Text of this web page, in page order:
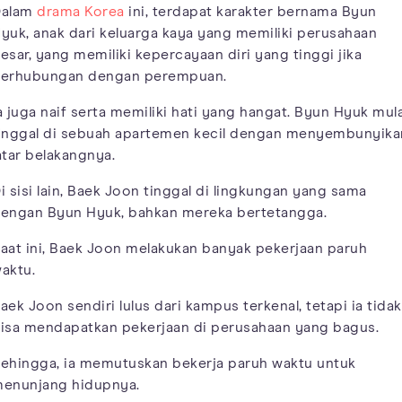
drama Korea ini, terdapat karakter bernama Byun
anak dari keluarga kaya yang memiliki perusahaan
yang memiliki kepercayaan diri yang tinggi jika
dengan perempuan.
juga naif serta memiliki hati yang hangat. Byun Hyuk
di sebuah apartemen kecil dengan
belakangnya.
sisi lain, Baek Joon tinggal di lingkungan yang sama
Byun Hyuk, bahkan mereka bertetangga.
ini, Baek Joon melakukan banyak pekerjaan paruh
Joon sendiri lulus dari kampus terkenal, tetapi ia tidak
mendapatkan pekerjaan di perusahaan yang bagus.
ia memutuskan bekerja paruh waktu untuk
hidupnya.